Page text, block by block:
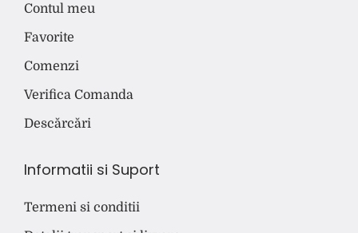
Contul meu
Favorite
Comenzi
Verifica Comanda
Descărcări
Informatii si Suport
Termeni si conditii